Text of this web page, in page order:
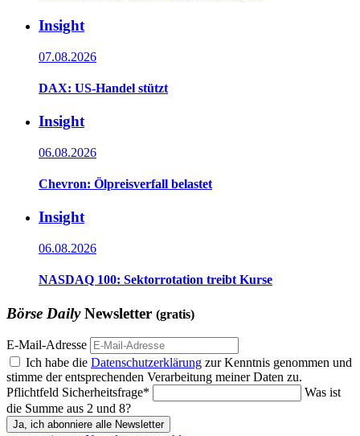
Insight
07.08.2026
DAX: US-Handel stützt
Insight
06.08.2026
Chevron: Ölpreisverfall belastet
Insight
06.08.2026
NASDAQ 100: Sektorrotation treibt Kurse
Börse DailyNewsletter (gratis)
E-Mail-Adresse
Ich habe die Datenschutzerklärung zur Kenntnis genommen und
stimme der entsprechenden Verarbeitung meiner Daten zu.
Pflichtfeld Sicherheitsfrage*
Was ist
die Summe aus 2 und 8?
Ja, ich abonniere alle Newsletter